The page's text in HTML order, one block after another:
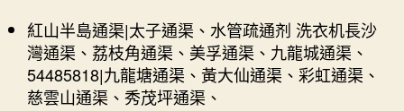
紅山半島通渠|太子通渠、水管疏通剂 洗衣机長沙
灣通渠、荔枝角通渠、美孚通渠、九龍城通渠、
54485818|九龍塘通渠、黃大仙通渠、彩虹通渠、
慈雲山通渠、秀茂坪通渠、